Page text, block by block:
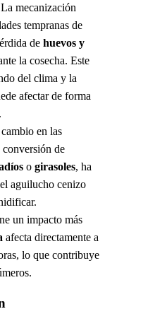
mecanización
tempranas de
de huevos y
la cosecha. Este
del clima y la
afectar de forma
en las
de
o girasoles, ha
aguilucho cenizo
un impacto más
afecta directamente a
lo que contribuye